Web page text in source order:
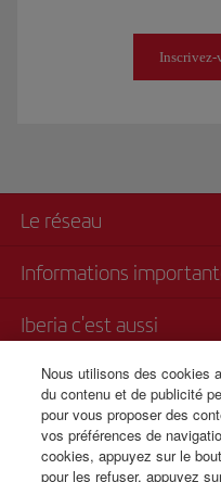
Inscrivez-
Le réseau
Informations
Iberia c'est aussi
Transparence
Vente par téléphone
+41 0 43
Nous utilisons des cookies
du contenu et de publicité
pour vous proposer des
vos préférences de
cookies, appuyez sur le
pour les refuser, appuyez